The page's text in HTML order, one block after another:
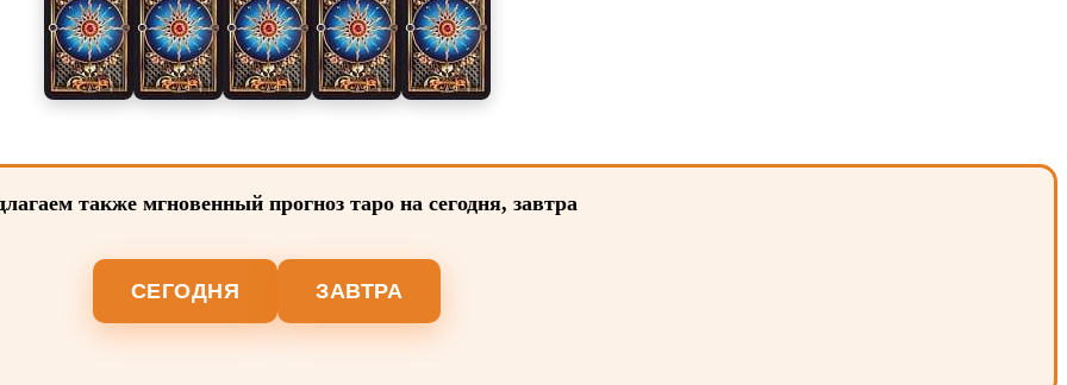
также мгновенный прогноз таро на сегодня, завтра
СЕГОДНЯ ЗАВТРА